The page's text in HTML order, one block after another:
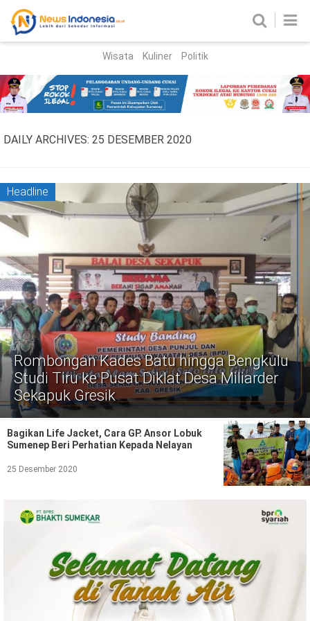
Parlemen
Nasional
Peristiwa
Hukum Kriminal
Korupsi
Politik
Gaya Hidup
Kesehatan Kuliner
Otomotif
Iptek
Pendidikan
Sosial Budaya
Wisata Kuliner Politik
DAILY ARCHIVES: 25 DESEMBER 2020
Headline
Rombongan Kades Batu hingga Bengkulu
Studi Tiru ke Pusat Diklat Desa Miliarder
Sekapuk Gresik
Bagikan Life Jacket, Cara GP. Ansor Lobuk
Sumenep Beri Perhatian Kepada Nelayan
25 Desember 2020